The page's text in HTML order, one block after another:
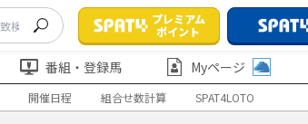
プレミアム
ポイント
番組・登録馬 Myページ
開催日程 組合せ数計算 SPAT4LOTO